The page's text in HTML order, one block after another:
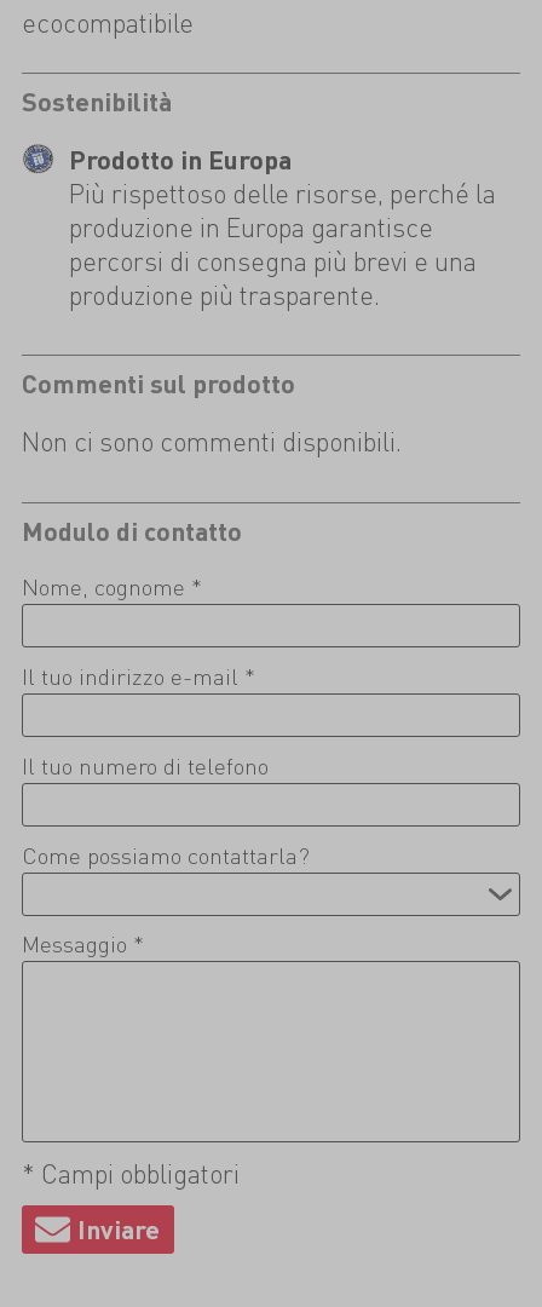
ecocompatibile
Sostenibilità
Prodotto in Europa
Più rispettoso delle risorse, perché la
produzione in Europa garantisce
percorsi di consegna più brevi e una
produzione più trasparente.
Commenti sul prodotto
Non ci sono commenti disponibili.
Modulo di contatto
Nome, cognome *
Il tuo indirizzo e-mail *
Il tuo numero di telefono
Come possiamo contattarla?
Messaggio *
* Campi obbligatori